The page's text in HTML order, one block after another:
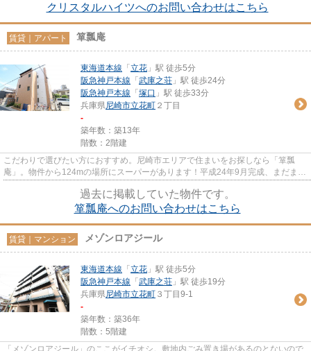
クリスタルハイツへのお問い合わせはこちら
賃貸｜アパート 箪瓢庵
東海道本線 「 立花 」駅 徒歩5分
阪急神戸本線 「 武庫之荘 」駅 徒歩24分
阪急神戸本線 「 塚口 」駅 徒歩33分
兵庫県尼崎市立花町 ２丁目
-
築年数：築13年
階数：2階建
こだわりで選びたい方におすすめ。尼崎市エリアで住まいをお探しなら「箪瓢
庵」。物件から124mの場所にスーパーがあります！平成24年9月完成、まだまだ
過去に掲載していた物件です。
箪瓢庵へのお問い合わせはこちら
賃貸｜マンション メゾンロアジール
東海道本線 「 立花 」駅 徒歩5分
阪急神戸本線 「 武庫之荘 」駅 徒歩19分
兵庫県尼崎市立花町 ３丁目9-1
-
築年数：築36年
階数：5階建